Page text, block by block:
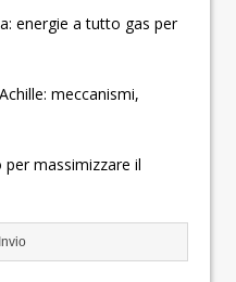
energie a tutto gas per
meccanismi,
per massimizzare il